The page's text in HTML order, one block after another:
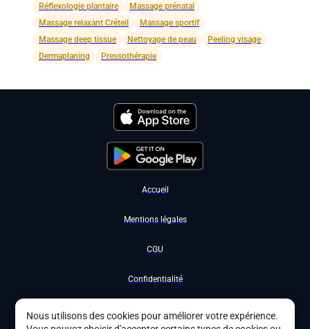
Réflexologie plantaire
Massage prénatal
Massage relaxant Créteil
Massage sportif
Massage deep tissue
Nettoyage de peau
Peeling visage
Dermaplaning
Pressothérapie
Accueil
Mentions légales
CGU
Confidentialité
Nous utilisons des cookies pour améliorer votre expérience.